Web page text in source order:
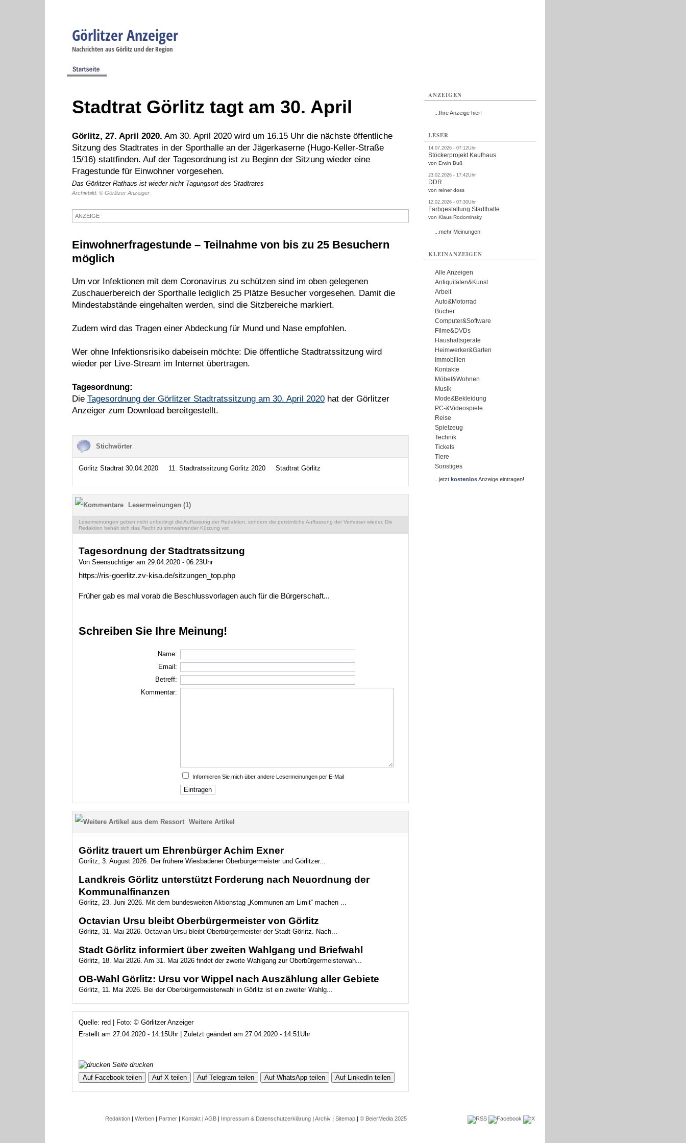
Görlitzer Anzeiger
Nachrichten aus Görlitz und der Region
Stadtrat Görlitz tagt am 30. April
Görlitz, 27. April 2020. Am 30. April 2020 wird um 16.15 Uhr die nächste öffentliche
Sitzung des Stadtrates in der Sporthalle an der Jägerkaserne (Hugo-Keller-Straße
15/16) stattfinden. Auf der Tagesordnung ist zu Beginn der Sitzung wieder eine
Fragestunde für Einwohner vorgesehen.
Das Görlitzer Rathaus ist wieder nicht Tagungsort des Stadtrates
Archivbild: © Görlitzer Anzeiger
ANZEIGE
Einwohnerfragestunde – Teilnahme von bis zu 25 Besuchern
möglich
Um vor Infektionen mit dem Coronavirus zu schützen sind im oben gelegenen
Zuschauerbereich der Sporthalle lediglich 25 Plätze Besucher vorgesehen. Damit die
Mindestabstände eingehalten werden, sind die Sitzbereiche markiert.
Zudem wird das Tragen einer Abdeckung für Mund und Nase empfohlen.
Wer ohne Infektionsrisiko dabeisein möchte: Die öffentliche Stadtratssitzung wird
wieder per Live-Stream im Internet übertragen.
Tagesordnung:
Die Tagesordnung der Görlitzer Stadtratssitzung am 30. April 2020hat der Görlitzer
Anzeiger zum Download bereitgestellt.
Stichwörter
Görlitz Stadtrat 30.04.2020 11. Stadtratssitzung Görlitz 2020 Stadtrat Görlitz
Lesermeinungen (1)
Lesermeinungen geben nicht unbedingt die Auffassung der Redaktion, sondern die persönliche Auffassung der Verfasser wieder. Die
Redaktion behält sich das Recht zu sinnwahrender Kürzung vor.
Tagesordnung der Stadtratssitzung
Von Seensüchtiger am 29.04.2020 - 06:23Uhr
https://ris-goerlitz.zv-kisa.de/sitzungen_top.php
Früher gab es mal vorab die Beschlussvorlagen auch für die Bürgerschaft...
Schreiben Sie Ihre Meinung!
Name:
Email:
Betreff:
Kommentar:
Informieren Sie mich über andere Lesermeinungen per E-Mail
Weitere Artikel
Görlitz trauert um Ehrenbürger Achim Exner
Görlitz, 3. August 2026. Der frühere Wiesbadener Oberbürgermeister und Görlitzer...
Landkreis Görlitz unterstützt Forderung nach Neuordnung der
Kommunalfinanzen
Görlitz, 23. Juni 2026. Mit dem bundesweiten Aktionstag „Kommunen am Limit“ machen ...
Octavian Ursu bleibt Oberbürgermeister von Görlitz
Görlitz, 31. Mai 2026. Octavian Ursu bleibt Oberbürgermeister der Stadt Görlitz. Nach...
Stadt Görlitz informiert über zweiten Wahlgang und Briefwahl
Görlitz, 18. Mai 2026. Am 31. Mai 2026 findet der zweite Wahlgang zur Oberbürgermeisterwah...
OB-Wahl Görlitz: Ursu vor Wippel nach Auszählung aller Gebiete
Görlitz, 11. Mai 2026. Bei der Oberbürgermeisterwahl in Görlitz ist ein zweiter Wahlg...
Quelle: red | Foto: © Görlitzer Anzeiger
Erstellt am 27.04.2020 - 14:15Uhr | Zuletzt geändert am 27.04.2020 - 14:51Uhr
Seite drucken
Auf Facebook teilen
Auf X teilen Auf Telegram teilen Auf WhatsApp teilen Auf LinkedIn teilen
ANZEIGEN
...Ihre Anzeige hier!
LESER
14.07.2026 - 07:12Uhr
Stöckerprojekt Kaufhaus
von Erwin Buß
23.02.2026 - 17:42Uhr
DDR
von reiner doss
12.02.2026 - 07:30Uhr
Farbgestaltung Stadthalle
von Klaus Rodominsky
...mehr Meinungen
KLEINANZEIGEN
Alle Anzeigen
Antiquitäten&Kunst
Arbeit
Auto&Motorrad
Bücher
Computer&Software
Filme&DVDs
Haushaltsgeräte
Heimwerker&Garten
Immobilien
Kontakte
Möbel&Wohnen
Musik
Mode&Bekleidung
PC-&Videospiele
Reise
Spielzeug
Technik
Tickets
Tiere
Sonstiges
...jetzt kostenlosAnzeige eintragen!
Redaktion | Werben | Partner | Kontakt | AGB | Impressum & Datenschutzerklärung | Archiv | Sitemap | © BeierMedia 2025